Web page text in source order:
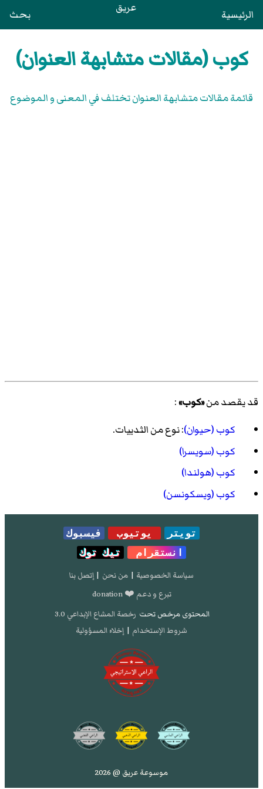
الرئيسية عريق بحث
كوب (مقالات متشابهة العنوان)
قائمة مقالات متشابهة العنوان تختلف في المعنى و الموضوع
قد يقصد من«كوب»:
كوب (حيوان): نوع من الثدييات.
كوب (سويسرا)
كوب (هولندا)
كوب (ويسكونسن)
تويتر يوتيوب
فيسبوك
انستقرام
تيك توك
سياسة الخصوصية | من نحن | إتصل بنا
تبرع و دعم ❤️ donation
المحتوى مرخص تحت رخصة المشاع الإبداعي 3.0
شروط الإستخدام | إخلاء المسؤولية
موسوعة عريق @ 2026